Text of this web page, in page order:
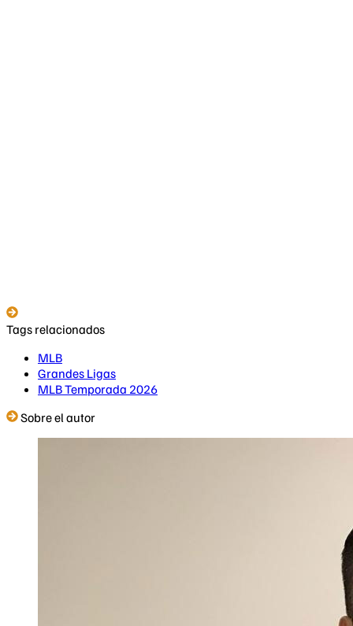
Tags relacionados
MLB
Grandes Ligas
MLB Temporada 2026
Sobre el autor